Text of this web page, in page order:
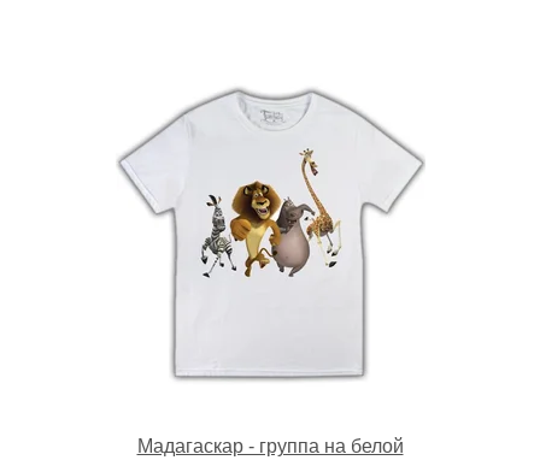
Мадагаскар - группа на белой